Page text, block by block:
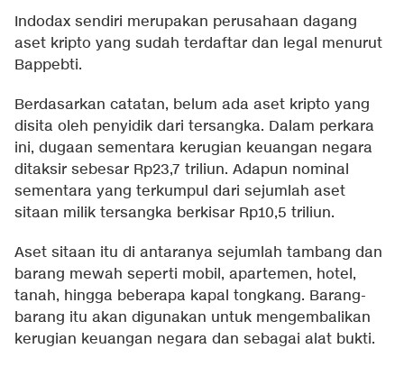
Indodax sendiri merupakan perusahaan dagang
aset kripto yang sudah terdaftar dan legal menurut
Bappebti.
Berdasarkan catatan, belum ada aset kripto yang
disita oleh penyidik dari tersangka. Dalam perkara
ini, dugaan sementara kerugian keuangan negara
ditaksir sebesar Rp23,7 triliun. Adapun nominal
sementara yang terkumpul dari sejumlah aset
sitaan milik tersangka berkisar Rp10,5 triliun.
Aset sitaan itu di antaranya sejumlah tambang dan
barang mewah seperti mobil, apartemen, hotel,
tanah, hingga beberapa kapal tongkang. Barang-
barang itu akan digunakan untuk mengembalikan
kerugian keuangan negara dan sebagai alat bukti.